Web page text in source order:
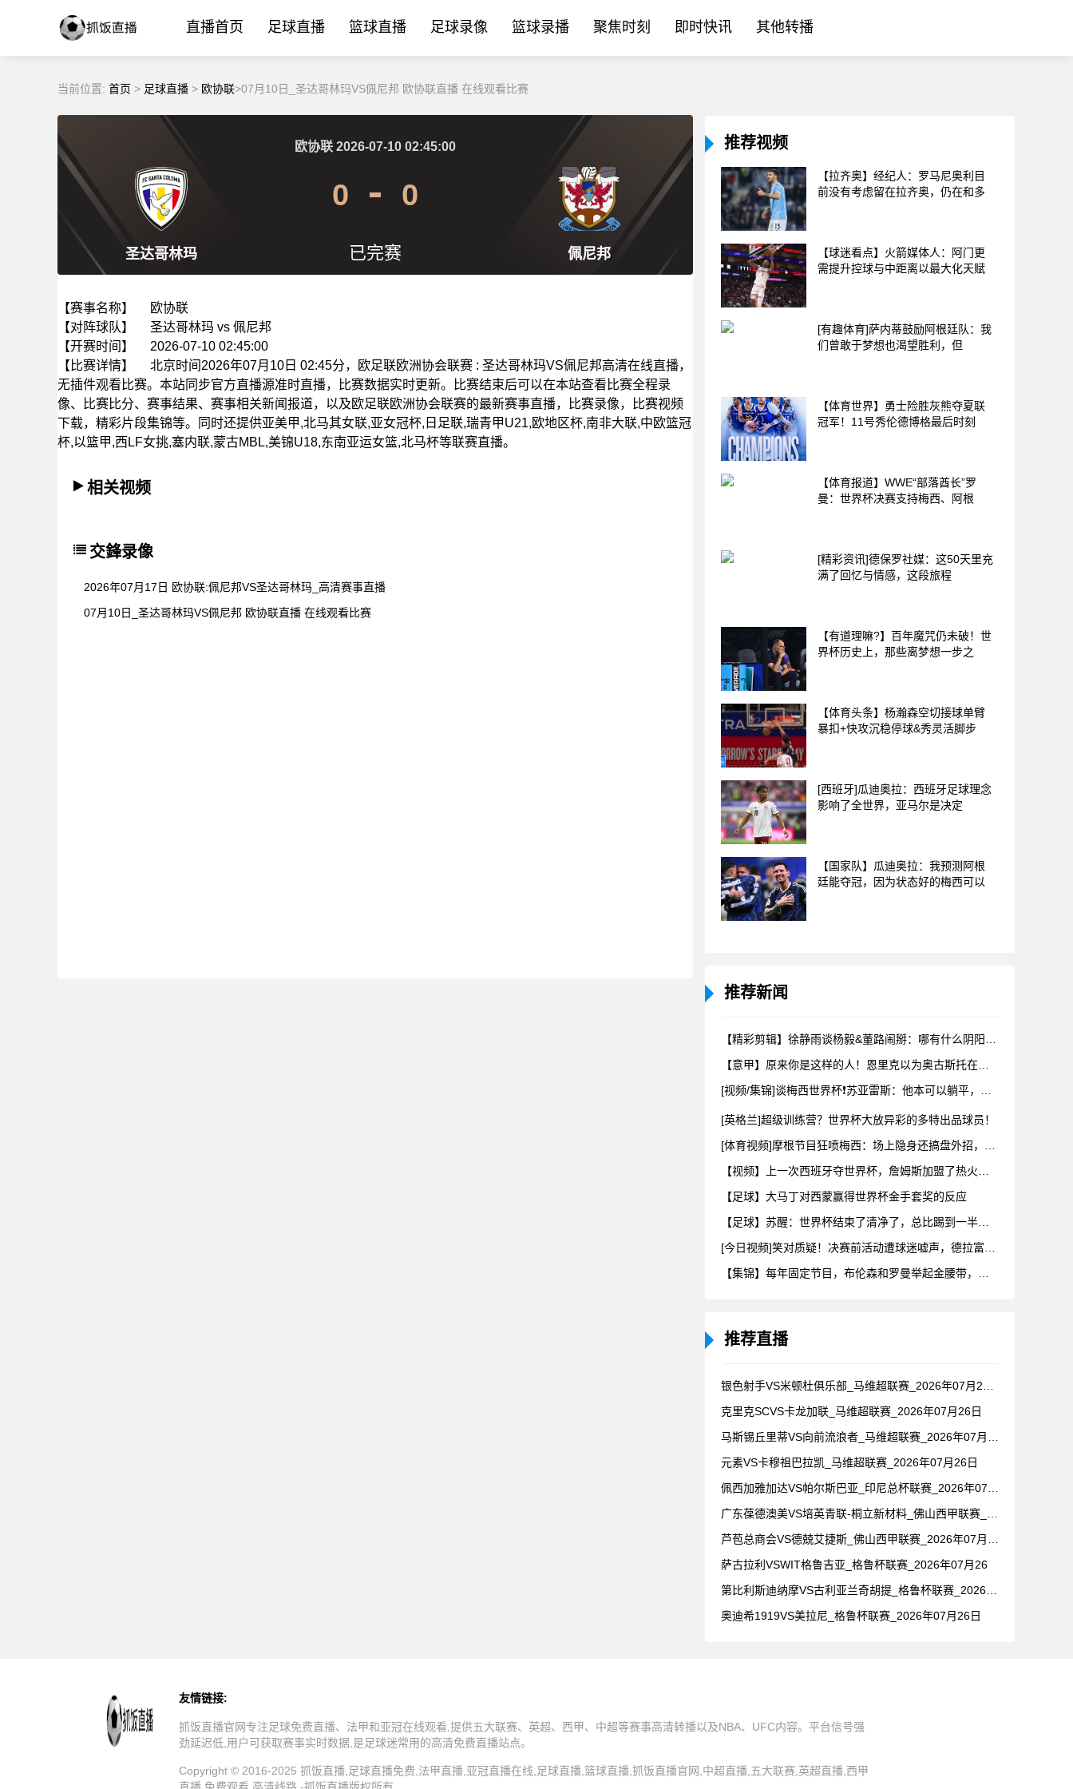
直播首页 足球直播 篮球直播 足球录像 篮球录播 聚焦时刻 即时快讯 其他转播
当前位置: 首页 > 足球直播 > 欧协联>07月10日_圣达哥林玛VS佩尼邦 欧协联直播 在线观看比赛
圣达哥林玛 佩尼邦
欧协联 2026-07-10 02:45:00
0 0
已完赛
【赛事名称】
欧协联
【对阵球队】
圣达哥林玛 vs 佩尼邦
【开赛时间】
2026-07-10 02:45:00
【比赛详情】
北京时间2026年07月10日 02:45分，欧足联欧洲协会联赛 : 圣达哥林玛VS佩尼邦高清在线直播，
无插件观看比赛。本站同步官方直播源准时直播，比赛数据实时更新。比赛结束后可以在本站查看比赛全程录
像、比赛比分、赛事结果、赛事相关新闻报道，以及欧足联欧洲协会联赛的最新赛事直播，比赛录像，比赛视频
下载，精彩片段集锦等。同时还提供亚美甲,北马其女联,亚女冠杯,日足联,瑞青甲U21,欧地区杯,南非大联,中欧篮冠
杯,以篮甲,西LF女挑,塞内联,蒙古MBL,美锦U18,东南亚运女篮,北马杯等联赛直播。
相关视频
交鋒录像
2026年07月17日 欧协联:佩尼邦VS圣达哥林玛_高清赛事直播
07月10日_圣达哥林玛VS佩尼邦 欧协联直播 在线观看比赛
推荐视频
【拉齐奥】经纪人：罗马尼奥利目
前没有考虑留在拉齐奥，仍在和多
【球迷看点】火箭媒体人：阿门更
需提升控球与中距离以最大化天赋
[有趣体育]萨内蒂鼓励阿根廷队：我
们曾敢于梦想也渴望胜利，但
【体育世界】勇士险胜灰熊夺夏联
冠军！11号秀伦德博格最后时刻
【体育报道】WWE“部落酋长”罗
曼：世界杯决赛支持梅西、阿根
[精彩资讯]德保罗社媒：这50天里充
满了回忆与情感，这段旅程
【有道理嘛?】百年魔咒仍未破！世
界杯历史上，那些离梦想一步之
【体育头条】杨瀚森空切接球单臂
暴扣+快攻沉稳停球&秀灵活脚步
[西班牙]瓜迪奥拉：西班牙足球理念
影响了全世界，亚马尔是决定
【国家队】瓜迪奥拉：我预测阿根
廷能夺冠，因为状态好的梅西可以
推荐新闻
[英格兰]超级训练营？世界杯大放异彩的多特出品球员！
【足球】大马丁对西蒙赢得世界杯金手套奖的反应
推荐直播
克里克SCVS卡龙加联_马维超联赛_2026年07月26日
元素VS卡穆祖巴拉凯_马维超联赛_2026年07月26日
萨古拉利VSWIT格鲁吉亚_格鲁杯联赛_2026年07月26
奥迪希1919VS美拉尼_格鲁杯联赛_2026年07月26日
友情链接:
抓饭直播官网专注足球免费直播、法甲和亚冠在线观看,提供五大联赛、英超、西甲、中超等赛事高清转播以及NBA、UFC内容。平台信号强
劲延迟低,用户可获取赛事实时数据,是足球迷常用的高清免费直播站点。
Copyright © 2016-2025 抓饭直播,足球直播免费,法甲直播,亚冠直播在线,足球直播,篮球直播,抓饭直播官网,中超直播,五大联赛,英超直播,西甲